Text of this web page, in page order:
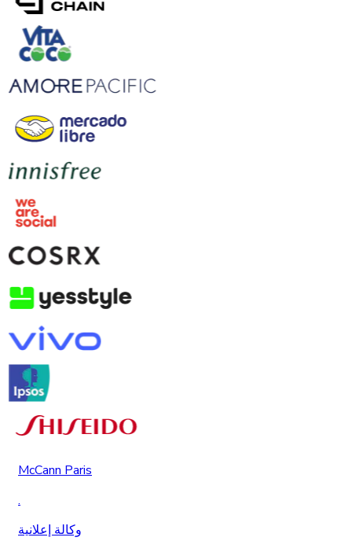
McCann Paris
.
وكالة إعلانية